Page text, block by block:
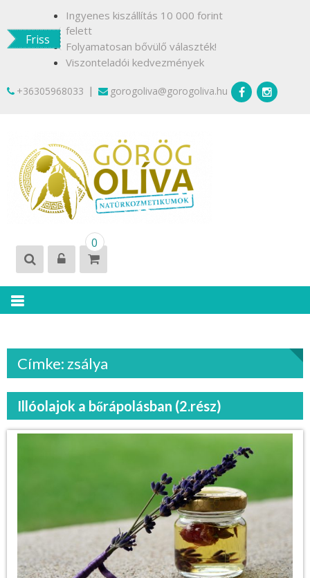
contentFriss
Ingyenes kiszállítás 10 000 forint
felett
Folyamatosan bővülő választék!
Viszonteladói kedvezmények
+36305968033 | gorogoliva@gorogoliva.hu
0
Címke: zsálya
Illóolajok a bőrápolásban (2.rész)